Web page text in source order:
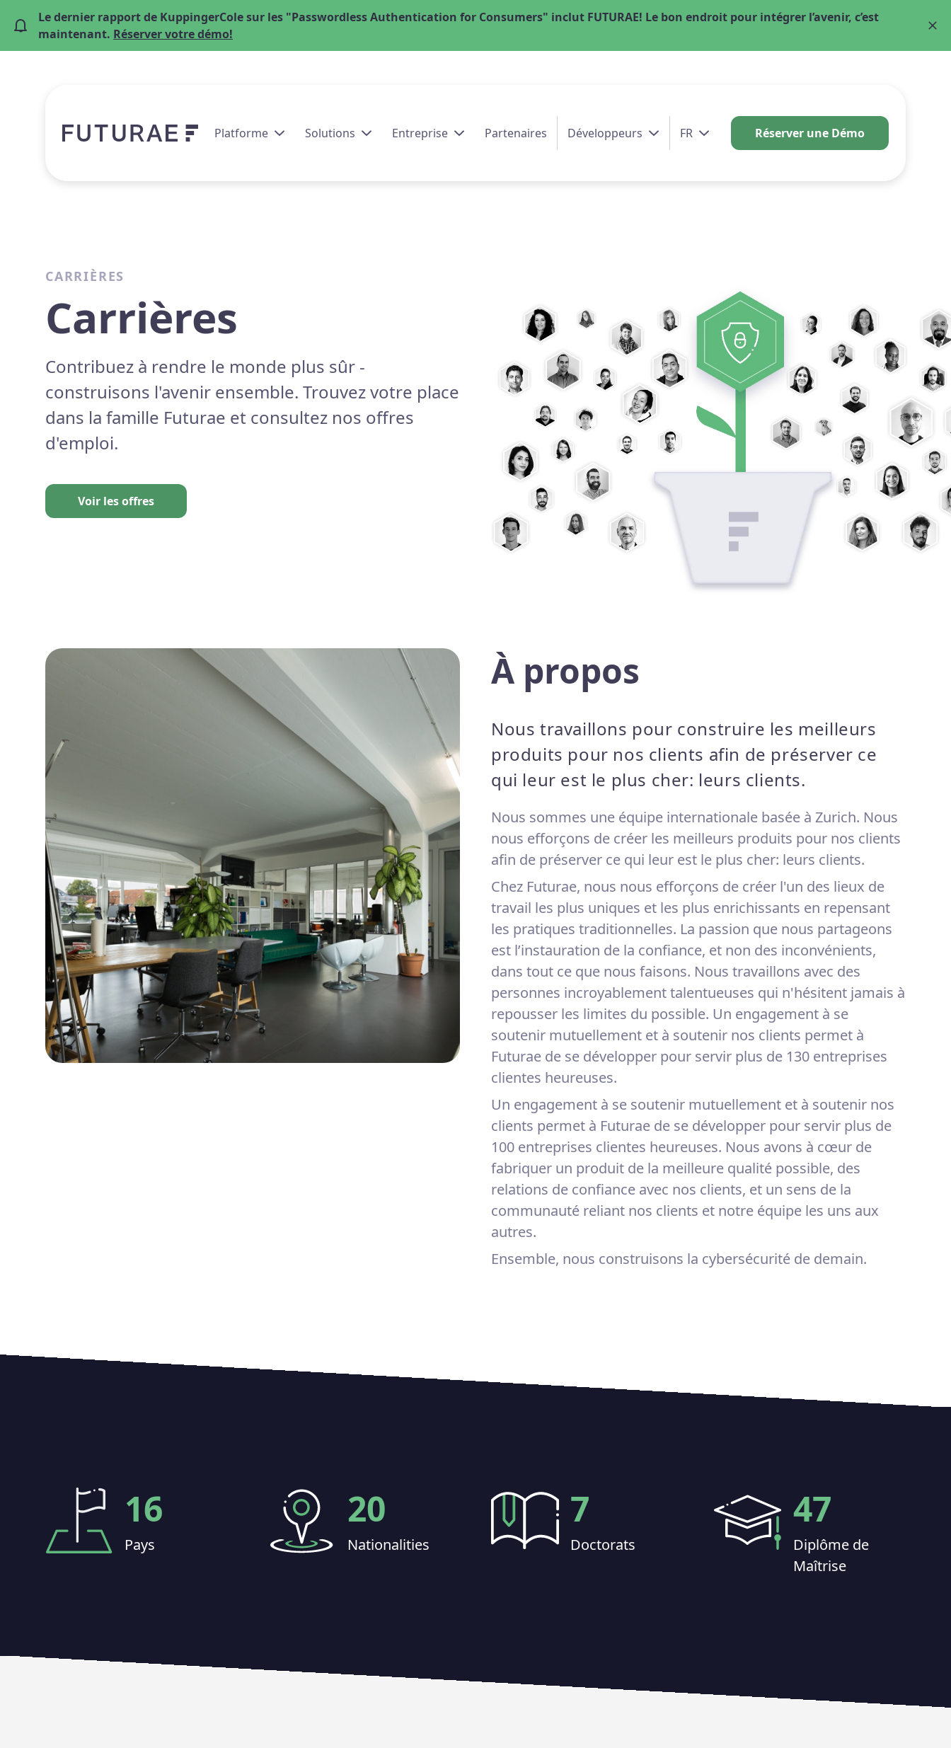
Le dernier rapport de KuppingerCole sur les "Passwordless Authentication for Consumers" inclut FUTURAE! Le bon endroit pour intégrer l’avenir, c’est
maintenant. Réserver votre démo!
Platforme Solutions Entreprise Partenaires Développeurs FR Réserver une Démo
CARRIÈRES
Carrières
Contribuez à rendre le monde plus sûr -
construisons l'avenir ensemble. Trouvez votre place
dans la famille Futurae et consultez nos offres
d'emploi.
Voir les offres
À propos
Nous travaillons pour construire les meilleurs
produits pour nos clients afin de préserver ce
qui leur est le plus cher: leurs clients.
Nous sommes une équipe internationale basée à Zurich. Nous
nous efforçons de créer les meilleurs produits pour nos clients
afin de préserver ce qui leur est le plus cher: leurs clients.
Chez Futurae, nous nous efforçons de créer l'un des lieux de
travail les plus uniques et les plus enrichissants en repensant
les pratiques traditionnelles. La passion que nous partageons
est l’instauration de la confiance, et non des inconvénients,
dans tout ce que nous faisons. Nous travaillons avec des
personnes incroyablement talentueuses qui n'hésitent jamais à
repousser les limites du possible. Un engagement à se
soutenir mutuellement et à soutenir nos clients permet à
Futurae de se développer pour servir plus de 130 entreprises
clientes heureuses.
Un engagement à se soutenir mutuellement et à soutenir nos
clients permet à Futurae de se développer pour servir plus de
100 entreprises clientes heureuses. Nous avons à cœur de
fabriquer un produit de la meilleure qualité possible, des
relations de confiance avec nos clients, et un sens de la
communauté reliant nos clients et notre équipe les uns aux
autres.
Ensemble, nous construisons la cybersécurité de demain.
16
Pays
20
Nationalities
7
Doctorats
47
Diplôme de
Maîtrise